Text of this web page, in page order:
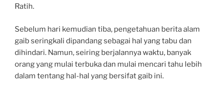
Ratih.
Sebelum hari kemudian tiba, pengetahuan berita alam
gaib seringkali dipandang sebagai hal yang tabu dan
dihindari. Namun, seiring berjalannya waktu, banyak
orang yang mulai terbuka dan mulai mencari tahu lebih
dalam tentang hal-hal yang bersifat gaib ini.